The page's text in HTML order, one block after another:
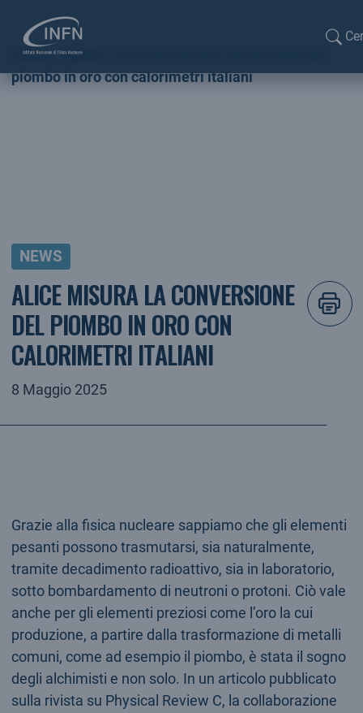
Home NEWS
piombo in oro con calorimetri italiani
NEWS
ALICE MISURA LA CONVERSIONE
DEL PIOMBO IN ORO CON
CALORIMETRI ITALIANI
8 Maggio 2025
Grazie alla fisica nucleare sappiamo che gli elementi
pesanti possono trasmutarsi, sia naturalmente,
tramite decadimento radioattivo, sia in laboratorio,
sotto bombardamento di neutroni o protoni. Ciò vale
anche per gli elementi preziosi come l’oro la cui
produzione, a partire dalla trasformazione di metalli
comuni, come ad esempio il piombo, è stata il sogno
degli alchimisti e non solo. In un articolo pubblicato
sulla rivista su Physical Review C, la collaborazione